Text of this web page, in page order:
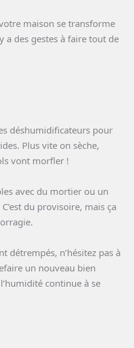
maison se transforme
a des gestes à faire tout de
déshumidificateurs pour
Plus vite on sèche,
vont morfler !
avec du mortier ou un
du provisoire, mais ça
détrempés, n’hésitez pas à
un nouveau bien
continue à se